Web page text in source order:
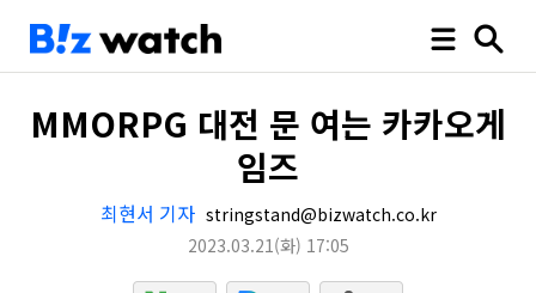
MMORPG 대전 문 여는 카카오게
임즈
최현서 기자 stringstand@bizwatch.co.kr
2023.03.21(화) 17:05